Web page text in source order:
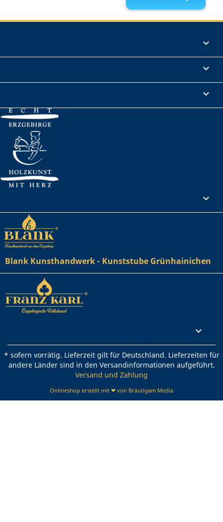




Blank Kunsthandwerk - Kunststube Grünhainichen

* sofern vorrätig. Lieferzeit gilt für Deutschland. Lieferzeiten für
andere Länder sind in den Versandinformationen aufgeführt.
Versand und Zahlung
Onlineshop erstellt mit ❤ von Bräutigam Media